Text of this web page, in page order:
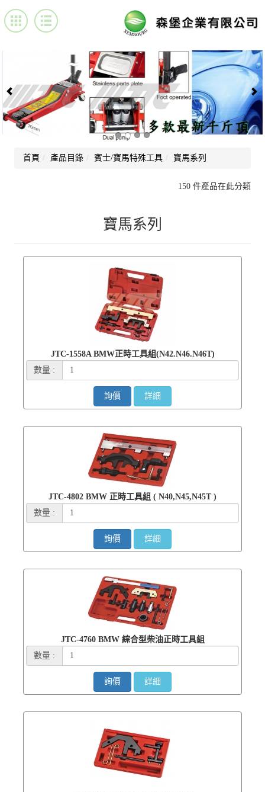
首頁 產品目錄 賓士/寶馬特殊工具 寶馬系列
150 件產品在此分類
寶馬系列
JTC-1558A BMW正時工具組(N42.N46.N46T)
數量 :
詢價 詳細
JTC-4802 BMW 正時工具組 ( N40,N45,N45T )
數量 :
詢價 詳細
JTC-4760 BMW 綜合型柴油正時工具組
數量 :
詢價 詳細